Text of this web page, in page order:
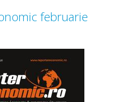
februarie